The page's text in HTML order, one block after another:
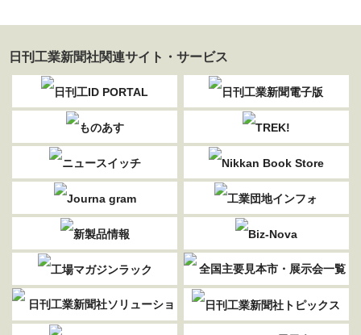
日刊工業新聞社関連サイト・サービス